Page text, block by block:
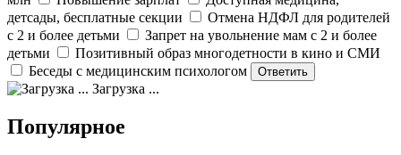
детсады, бесплатные секции
Отмена НДФЛ для родителей
с 2 и более детьми
Запрет на увольнение мам с 2 и более
детьми
Позитивный образ многодетности в кино и СМИ
Беседы с медицинским психологом
Загрузка ...
Популярное